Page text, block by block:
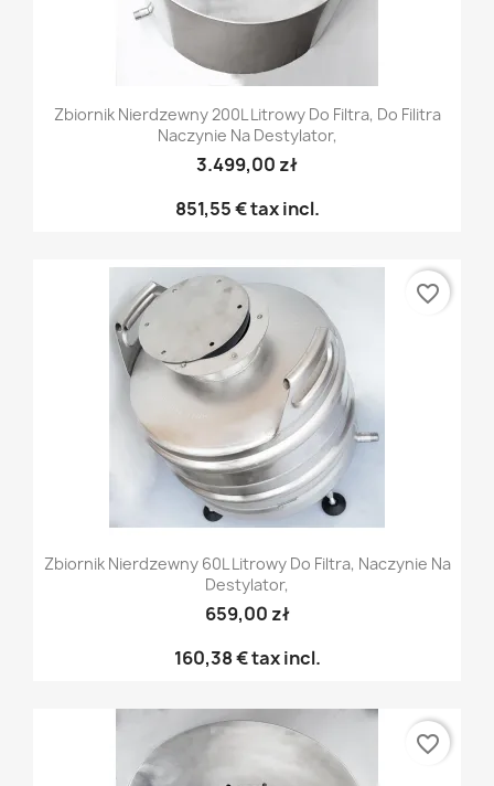
Zbiornik Nierdzewny 200L Litrowy Do Filtra, Do Filitra
Naczynie Na Destylator,
3.499,00 zł
851,55 €tax incl.
Zbiornik Nierdzewny 60L Litrowy Do Filtra, Naczynie Na
Destylator,
659,00 zł
160,38 €tax incl.
favorite_border
favorite_border